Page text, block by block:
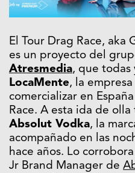
El Tour Drag Race, aka
es un proyecto del
Atresmedia, que todas
LocaMente, la
comercializar en
Race. A esta ida de olla
Absolut Vodka, la
acompañado en las
hace años. Lo
Jr Brand Manager de